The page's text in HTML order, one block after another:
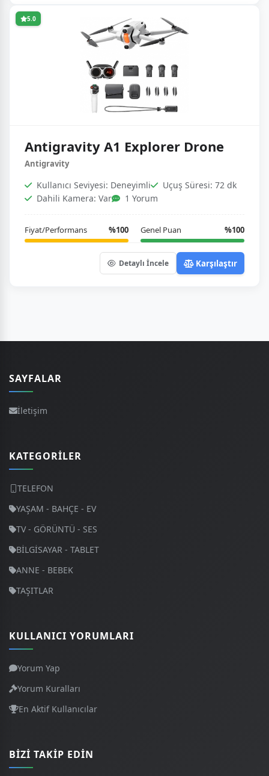
5.0
Antigravity A1 Explorer Drone
Antigravity
Kullanıcı Seviyesi: Deneyimli
Uçuş Süresi: 72 dk
Dahili Kamera: Var
1 Yorum
Fiyat/Performans %100 Genel Puan %100
Detaylı İncele Karşılaştır
SAYFALAR
İletişim
KATEGORILER
TELEFON
YAŞAM - BAHÇE - EV
TV - GÖRÜNTÜ - SES
BİLGİSAYAR - TABLET
ANNE - BEBEK
TAŞITLAR
KULLANICI YORUMLARI
Yorum Yap
Yorum Kuralları
En Aktif Kullanıcılar
BIZI TAKIP EDIN